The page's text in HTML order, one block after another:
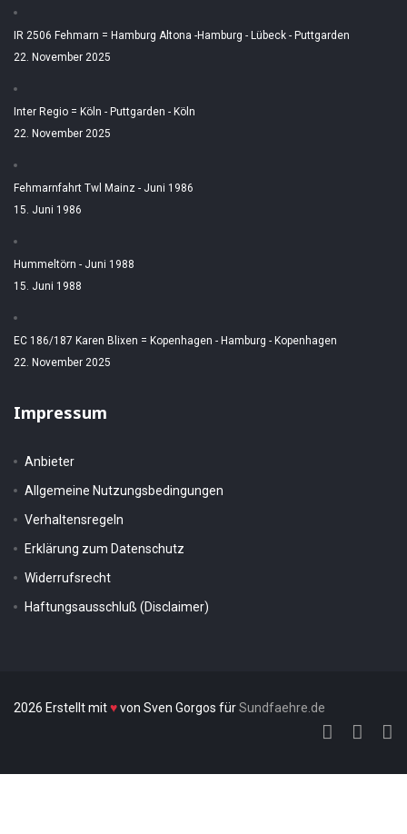
IR 2506 Fehmarn = Hamburg Altona -Hamburg - Lübeck - Puttgarden
22. November 2025
Inter Regio = Köln - Puttgarden - Köln
22. November 2025
Fehmarnfahrt Twl Mainz - Juni 1986
15. Juni 1986
Hummeltörn - Juni 1988
15. Juni 1988
EC 186/187 Karen Blixen = Kopenhagen - Hamburg - Kopenhagen
22. November 2025
Impressum
Anbieter
Allgemeine Nutzungsbedingungen
Verhaltensregeln
Erklärung zum Datenschutz
Widerrufsrecht
Haftungsausschluß (Disclaimer)
2026 Erstellt mit♥von Sven Gorgos fürSundfaehre.de